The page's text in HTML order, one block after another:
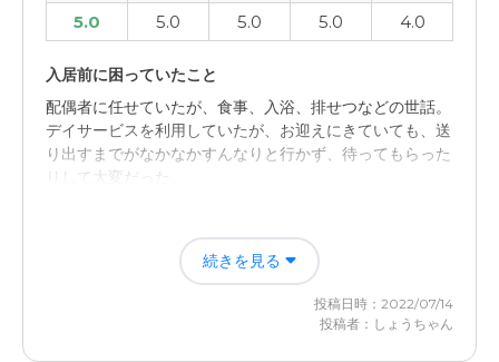
5.0 5.0 5.0 5.0 4.0
入居前に困っていたこと
配偶者に任せていたが、食事、入浴、排せつなどの世話。
デイサービスを利用していたが、お迎えにきていても、送
り出すまでがなかなかすんなりと行かず、待ってもらった
りして大変だった。
本人が同居しなくなって、一切の介護が不要になったし、
施設にいる本人には定期的に会いに行ける。
続きを見る
投稿日時：2022/07/14
投稿者：しょうちゃん